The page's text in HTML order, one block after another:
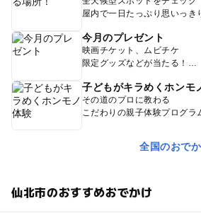
屋内で一日たっぷり思いっき
今月のプレゼント
映画チケット、ムビチケ
限定グッズなどが当たる！
子どもがキラめくホンモ
その道のプロに教わる
こだわりの親子体験プログラ
全国のおで
仙北市のおすすめおでかけ